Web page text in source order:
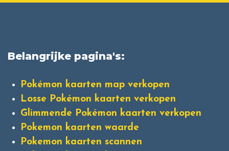
Belangrijke pagina's:
Pokémon kaarten map verkopen
Losse Pokémon kaarten verkopen
Glimmende Pokémon kaarten verkopen
Pokemon kaarten waarde
Pokemon kaarten scannen